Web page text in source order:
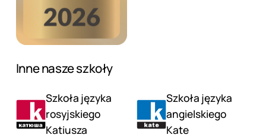
Inne nasze szkoły
Szkoła języka
rosyjskiego
Katiusza
Szkoła języka
angielskiego
Kate